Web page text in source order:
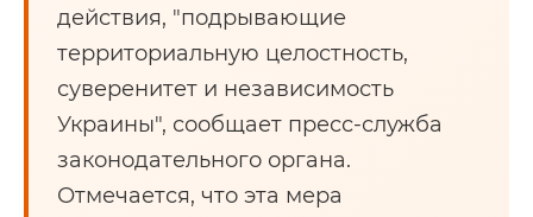
действия, "подрывающие
территориальную целостность,
суверенитет и независимость
Украины", сообщает пресс-служба
законодательного органа.
Отмечается, что эта мера